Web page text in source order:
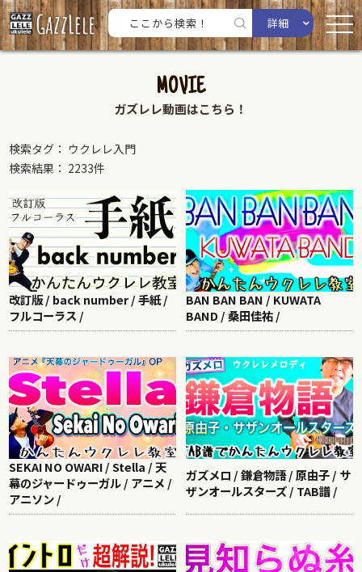
詳細
MOVIE
ガズレレ動画はこちら！
検索タグ： ウクレレ入門
検索結果： 2233件
改訂版 / back number / 手紙 /
フルコーラス /
BAN BAN BAN / KUWATA
BAND / 桑田佳祐 /
SEKAI NO OWARI / Stella / 天
幕のジャードゥーガル / アニメ /
アニソン /
ガズメロ / 鎌倉物語 / 原由子 / サ
ザンオールスターズ / TAB譜 /